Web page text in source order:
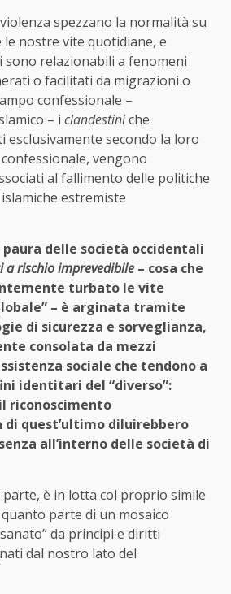
spezzano la normalità su
nostre vite quotidiane, e
sono relazionabili a fenomeni
o facilitati da migrazioni o
confessionale –
– i clandestiniche
esclusivamente secondo la loro
vengono
al fallimento delle politiche
estremiste
delle società occidentali
a rischio imprevedibile – cosa che
turbato le vite
– è arginata tramite
di sicurezza e sorveglianza,
consolata da mezzi
sociale che tendono a
identitari del “diverso”:
riconoscimento
di quest’ultimo diluirebbero
all’interno delle società di
parte, è in lotta col proprio simile
parte di un mosaico
da principi e diritti
dal nostro lato del